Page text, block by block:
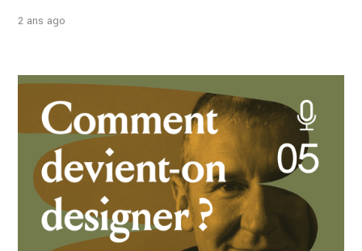
2 ans ago